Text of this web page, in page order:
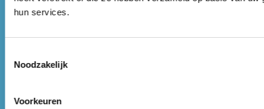
hun services.
Noodzakelijk
Voorkeuren
Achternaam
Email *